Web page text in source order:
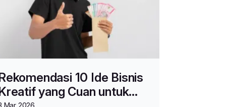
10 Ide Bisnis
yang Cuan untuk
Mar 2026